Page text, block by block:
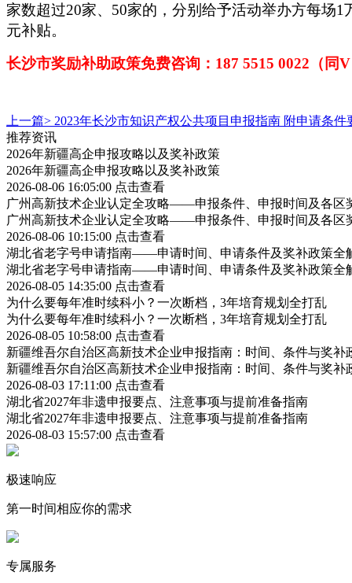
家数超过20家、50家的，分别给予活动举办方每场
元补贴。
长沙市奖励补助政策免费咨询：187 5515 0022（同
上一篇> 2023年长沙市知识产权公共项目申报指南 附申请条件
推荐资讯
2026年新疆高企申报攻略以及奖补政策
2026年新疆高企申报攻略以及奖补政策
2026-08-06 16:05:00 点击查看
广州高新技术企业认定全攻略——申报条件、申报时间及各区
广州高新技术企业认定全攻略——申报条件、申报时间及各区
2026-08-06 10:15:00 点击查看
湖北省老字号申请指南——申请时间、申请条件及奖补政策全
湖北省老字号申请指南——申请时间、申请条件及奖补政策全
2026-08-05 14:35:00 点击查看
为什么要每年准时续科小？一次断档，3年培育规划全打乱
为什么要每年准时续科小？一次断档，3年培育规划全打乱
2026-08-05 10:58:00 点击查看
新疆维吾尔自治区高新技术企业申报指南：时间、条件与奖补
新疆维吾尔自治区高新技术企业申报指南：时间、条件与奖补
2026-08-03 17:11:00 点击查看
湖北省2027年非遗申报要点、注意事项与提前准备指南
湖北省2027年非遗申报要点、注意事项与提前准备指南
2026-08-03 15:57:00 点击查看
极速响应
第一时间相应你的需求
专属服务